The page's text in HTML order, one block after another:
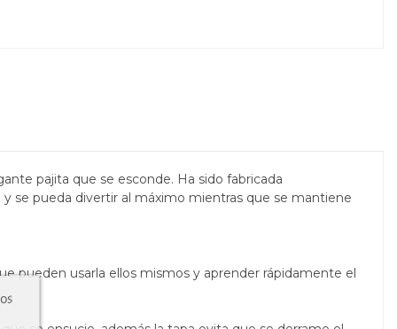
pajita que se esconde. Ha sido fabricada
se pueda divertir al máximo mientras que se mantiene
pueden usarla ellos mismos y aprender rápidamente el